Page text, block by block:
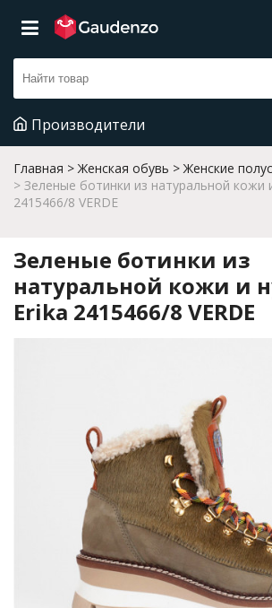
Производители
Главная Женская обувь
Женские
Зеленые ботинки из натуральной кожи
2415466/8 VERDE
Зеленые ботинки из
натуральной кожи и
Erika 2415466/8 VERDE